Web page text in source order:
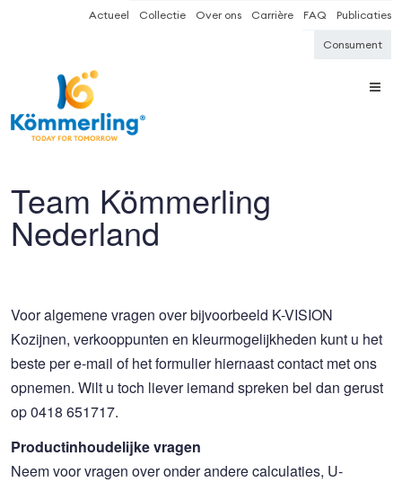
Actueel Collectie Over ons Carrière FAQ Publicaties
Consument
Team Kömmerling
Nederland
Voor algemene vragen over bijvoorbeeld K-VISION
Kozijnen, verkooppunten en kleurmogelijkheden kunt u het
beste per e-mail of het formulier hiernaast contact met ons
opnemen. Wilt u toch liever iemand spreken bel dan gerust
op 0418 651717.
Productinhoudelijke vragen
Neem voor vragen over onder andere calculaties, U-